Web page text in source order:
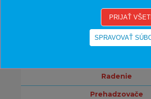
brzdy
kľuky
radenie
prehadzovače